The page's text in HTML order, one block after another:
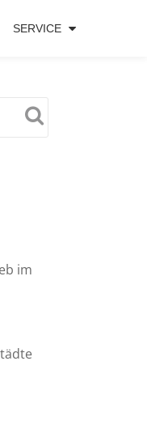
SERVICE
im